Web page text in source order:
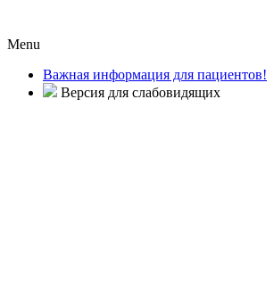
Menu
Важная информация для пациентов!
Версия для слабовидящих